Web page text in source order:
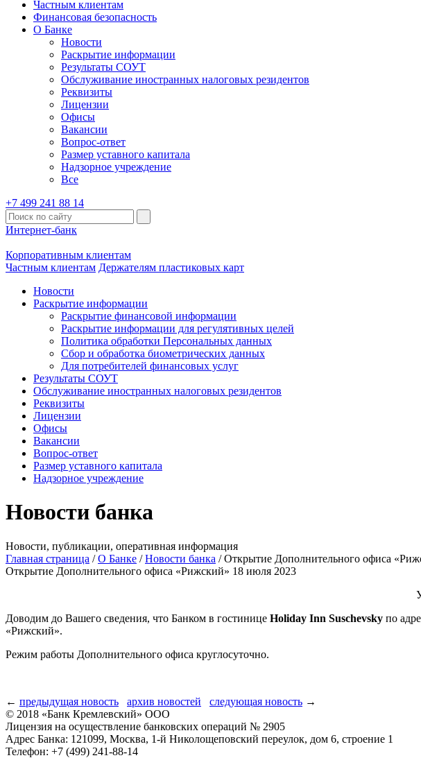
Частным клиентам
Финансовая безопасность
О Банке
Новости
Раскрытие информации
Результаты СОУТ
Обслуживание иностранных налоговых резидентов
Реквизиты
Лицензии
Офисы
Вакансии
Вопрос-ответ
Размер уставного капитала
Надзорное учреждение
Все
+7 499 241 88 14
Интернет-банк
Корпоративным клиентам
Частным клиентам Держателям пластиковых карт
Новости
Раскрытие информации
Раскрытие финансовой информации
Раскрытие информации для регулятивных целей
Политика обработки Персональных данных
Сбор и обработка биометрических данных
Для потребителей финансовых услуг
Результаты СОУТ
Обслуживание иностранных налоговых резидентов
Реквизиты
Лицензии
Офисы
Вакансии
Вопрос-ответ
Размер уставного капитала
Надзорное учреждение
Новости банка
Новости, публикации, оперативная информация
Главная страница /О Банке /Новости банка /Открытие Дополнительного офиса
Открытие Дополнительного офиса «Рижский» 18 июля 2023
Доводим до Вашего сведения, что Банком в гостинице Holiday Inn Suschevsky по
«Рижский».
Режим работы Дополнительного офиса круглосуточно.
← предыдущая новость архив новостей следующая новость →
© 2018 «Банк Кремлевский» ООО
Лицензия на осуществление банковских операций № 2905
Адрес Банка: 121099, Москва, 1-й Николощеповский переулок, дом 6, строение 1
Телефон: +7 (499) 241-88-14